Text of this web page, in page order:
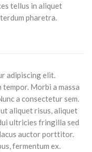
tellus in aliquet
pharetra.
adipiscing elit.
Morbi a massa
a consectetur sem.
aliquet risus, aliquet
ultricies fringilla sed
auctor porttitor.
fermentum ex.